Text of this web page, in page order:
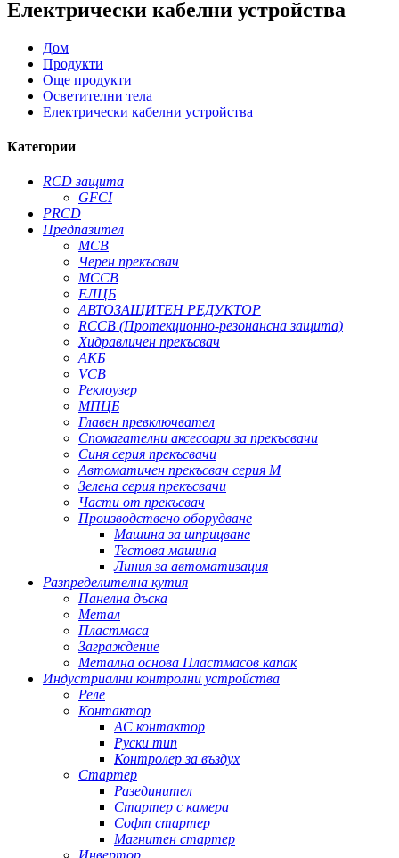
Електрически кабелни устройства
Дом
Продукти
Още продукти
Осветителни тела
Електрически кабелни устройства
Категории
RCD защита
GFCI
PRCD
Предпазител
MCB
Черен прекъсвач
MCCB
ЕЛЦБ
АВТОЗАЩИТЕН РЕДУКТОР
RCCB (Протекционно-резонансна защита)
Хидравличен прекъсвач
АКБ
VCB
Реклоузер
МПЦБ
Главен превключвател
Спомагателни аксесоари за прекъсвачи
Синя серия прекъсвачи
Автоматичен прекъсвач серия M
Зелена серия прекъсвачи
Части от прекъсвач
Производствено оборудване
Машина за шприцване
Тестова машина
Линия за автоматизация
Разпределителна кутия
Панелна дъска
Метал
Пластмаса
Заграждение
Метална основа Пластмасов капак
Индустриални контролни устройства
Реле
Контактор
AC контактор
Руски тип
Контролер за въздух
Стартер
Разединител
Стартер с камера
Софт стартер
Магнитен стартер